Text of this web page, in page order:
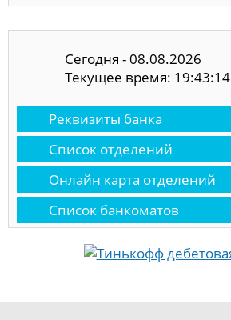
Сегодня - 08.08.2026
Текущее время: 19:43:15
Реквизиты банка
Список отделений
Онлайн карта отделений
Список банкоматов